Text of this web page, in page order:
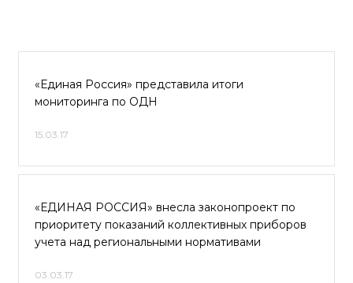
«Единая Россия» представила итоги
мониторинга по ОДН
15.03.17
«ЕДИНАЯ РОССИЯ» внесла законопроект по
приоритету показаний коллективных приборов
учета над региональными нормативами
03.03.17